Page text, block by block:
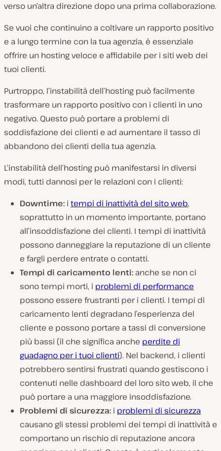
verso un’altra direzione dopo una prima collaborazione.
Se vuoi che continuino a coltivare un rapporto positivo
e a lungo termine con la tua agenzia, è essenziale
offrire un hosting veloce e affidabile per i siti web dei
tuoi clienti.
Purtroppo, l’instabilità dell’hosting può facilmente
trasformare un rapporto positivo con i clienti in uno
negativo. Questo può portare a problemi di
soddisfazione dei clienti e ad aumentare il tasso di
abbandono dei clienti della tua agenzia.
L’instabilità dell’hosting può manifestarsi in diversi
modi, tutti dannosi per le relazioni con i clienti:
Downtime: i tempi di inattività del sito web,
soprattutto in un momento importante, portano
all’insoddisfazione dei clienti. I tempi di inattività
possono danneggiare la reputazione di un cliente
e fargli perdere entrate o contatti.
Tempi di caricamento lenti: anche se non ci
sono tempi morti, i problemi di performance
possono essere frustranti per i clienti. I tempi di
caricamento lenti degradano l’esperienza del
cliente e possono portare a tassi di conversione
più bassi (il che significa anche perdite di
guadagno per i tuoi clienti). Nel backend, i clienti
potrebbero sentirsi frustrati quando gestiscono i
contenuti nelle dashboard del loro sito web, il che
può portare a una maggiore insoddisfazione.
Problemi di sicurezza: i problemi di sicurezza
causano gli stessi problemi dei tempi di inattività e
comportano un rischio di reputazione ancora